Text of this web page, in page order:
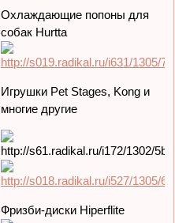
Охлаждающие попоны для
собак Hurtta
Игрушки Pet Stages, Kong и
многие другие
Фризби-диски Hiperflite